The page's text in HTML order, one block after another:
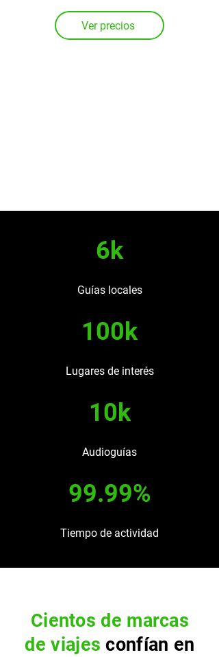
Ver precios
6k
Guías locales
100k
Lugares de interés
10k
Audioguías
99.99%
Tiempo de actividad
Cientos de marcas
de viajes confían en